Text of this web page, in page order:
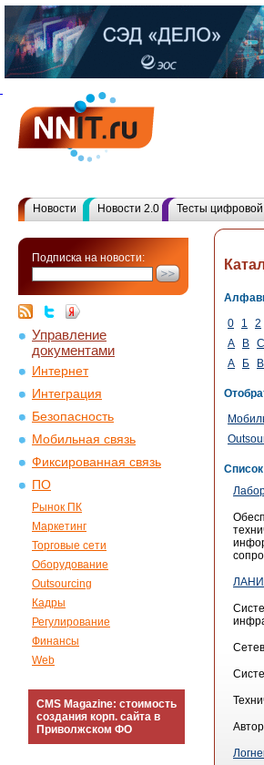
Новости Новости 2.0 Тесты цифровой
Подписка на новости:
Управление
документами
Интернет
Интеграция
Безопасность
Мобильная связь
Фиксированная связь
ПО
Рынок ПК
Маркетинг
Торговые сети
Оборудование
Outsourcing
Кадры
Регулирование
Финансы
Web
CMS Magazine: стоимость
создания корп. сайта в
Приволжском ФО
0
1 2
A
B C
А
Б В